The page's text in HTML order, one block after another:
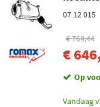
07 12 015
€ 769,44
€
Op
Vandaag